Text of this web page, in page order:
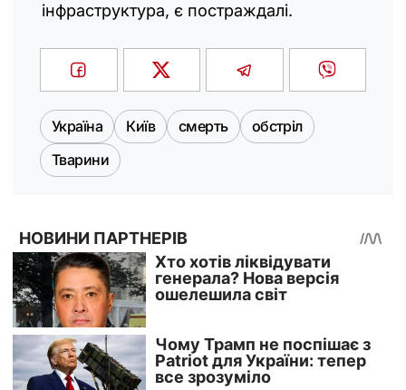
інфраструктура, є постраждалі.
Україна Київ смерть
обстріл
Тварини